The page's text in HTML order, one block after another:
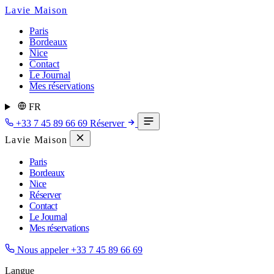
Lavie Maison
Paris
Bordeaux
Nice
Contact
Le Journal
Mes réservations
FR
+33 7 45 89 66 69 Réserver
Lavie Maison
Paris
Bordeaux
Nice
Réserver
Contact
Le Journal
Mes réservations
Nous appeler +33 7 45 89 66 69
Langue